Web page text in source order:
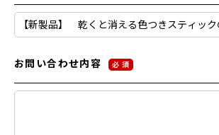
お問い合わせ内容 必 須